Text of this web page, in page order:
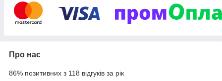
Про нас
86% позитивних з 118 відгуків за рік